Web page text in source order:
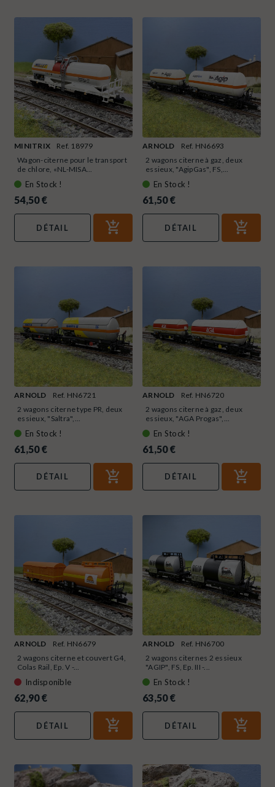
MINITRIX
Ref. 18979
Wagon-citerne pour le transport
de chlore, «NL-MISA...
En Stock !
54,50 €
DÉTAIL
ARNOLD
Ref. HN6693
2 wagons citerne à gaz, deux
essieux, "AgipGas", FS,...
En Stock !
61,50 €
DÉTAIL
ARNOLD
Ref. HN6721
2 wagons citerne type PR, deux
essieux, "Saltra",...
En Stock !
61,50 €
DÉTAIL
ARNOLD
Ref. HN6720
2 wagons citerne à gaz, deux
essieux, "AGA Progas",...
En Stock !
61,50 €
DÉTAIL
ARNOLD
Ref. HN6679
2 wagons citerne et couvert G4,
Colas Rail, Ep. V -...
Indisponible
62,90 €
DÉTAIL
ARNOLD
Ref. HN6700
2 wagons citernes 2 essieux
"AGIP", FS, Ep. III -...
En Stock !
63,50 €
DÉTAIL